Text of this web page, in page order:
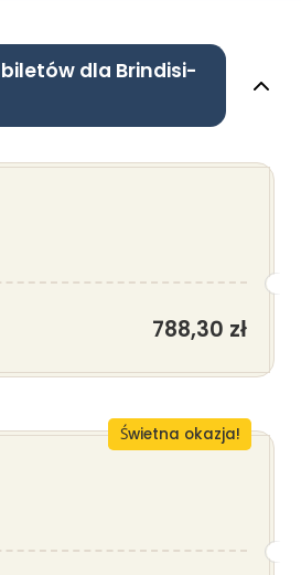
dla Brindisi-
788,30 zł
Świetna okazja!